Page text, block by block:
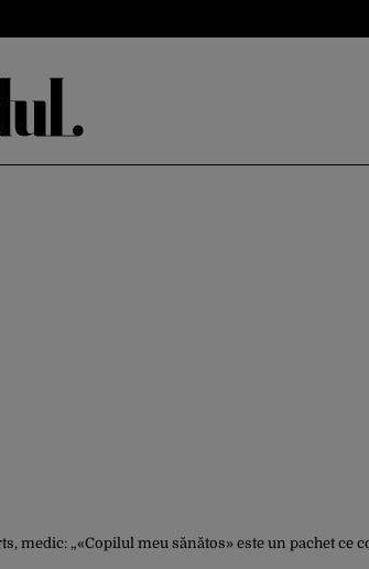
meu sănătos» este un pachet ce conține consultații care